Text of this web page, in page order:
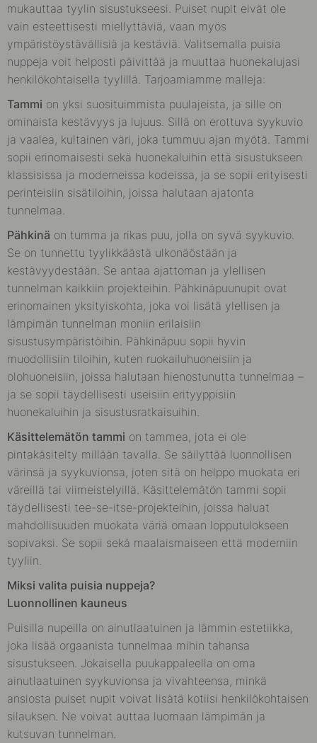
mukauttaa tyylin sisustukseesi. Puiset nupit eivät ole
vain esteettisesti miellyttäviä, vaan myös
ympäristöystävällisiä ja kestäviä. Valitsemalla puisia
nuppeja voit helposti päivittää ja muuttaa huonekalujasi
henkilökohtaisella tyylillä. Tarjoamiamme malleja:
Tammi on yksi suosituimmista puulajeista, ja sille on
ominaista kestävyys ja lujuus. Sillä on erottuva syykuvio
ja vaalea, kultainen väri, joka tummuu ajan myötä. Tammi
sopii erinomaisesti sekä huonekaluihin että sisustukseen
klassisissa ja moderneissa kodeissa, ja se sopii erityisesti
perinteisiin sisätiloihin, joissa halutaan ajatonta
tunnelmaa.
Pähkinä on tumma ja rikas puu, jolla on syvä syykuvio.
Se on tunnettu tyylikkäästä ulkonäöstään ja
kestävyydestään. Se antaa ajattoman ja ylellisen
tunnelman kaikkiin projekteihin. Pähkinäpuunupit ovat
erinomainen yksityiskohta, joka voi lisätä ylellisen ja
lämpimän tunnelman moniin erilaisiin
sisustusympäristöihin. Pähkinäpuu sopii hyvin
muodollisiin tiloihin, kuten ruokailuhuoneisiin ja
olohuoneisiin, joissa halutaan hienostunutta tunnelmaa –
ja se sopii täydellisesti useisiin erityyppisiin
huonekaluihin ja sisustusratkaisuihin.
Käsittelemätön tammi on tammea, jota ei ole
pintakäsitelty millään tavalla. Se säilyttää luonnollisen
värinsä ja syykuvionsa, joten sitä on helppo muokata eri
väreillä tai viimeistelyillä. Käsittelemätön tammi sopii
täydellisesti tee-se-itse-projekteihin, joissa haluat
mahdollisuuden muokata väriä omaan lopputulokseen
sopivaksi. Se sopii sekä maalaismaiseen että moderniin
tyyliin.
Miksi valita puisia nuppeja?
Luonnollinen kauneus
Puisilla nupeilla on ainutlaatuinen ja lämmin estetiikka,
joka lisää orgaanista tunnelmaa mihin tahansa
sisustukseen. Jokaisella puukappaleella on oma
ainutlaatuinen syykuvionsa ja vivahteensa, minkä
ansiosta puiset nupit voivat lisätä kotiisi henkilökohtaisen
silauksen. Ne voivat auttaa luomaan lämpimän ja
kutsuvan tunnelman.